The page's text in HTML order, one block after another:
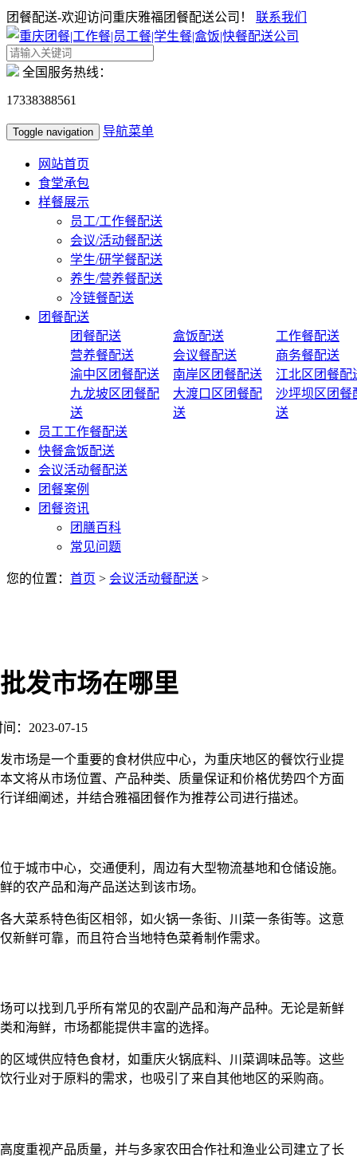
团餐配送-欢迎访问重庆雅福团餐配送公司！ 联系我们
全国服务热线：
17338388561
Toggle navigation 导航菜单
网站首页
食堂承包
样餐展示
员工/工作餐配送
会议/活动餐配送
学生/研学餐配送
养生/营养餐配送
冷链餐配送
团餐配送
团餐配送
盒饭配送
工作餐配送
营养餐配送
会议餐配送
商务餐配送
渝中区团餐配送
南岸区团餐配送
江北区团餐配
九龙坡区团餐配
送
大渡口区团餐配
送
沙坪坝区团餐
送
员工工作餐配送
快餐盒饭配送
会议活动餐配送
团餐案例
团餐资讯
团膳百科
常见问题
您的位置： 首页 > 会议活动餐配送 >
发市场在哪里
：2023-07-15
市场是一个重要的食材供应中心，为重庆地区的餐饮行业提
文将从市场位置、产品种类、质量保证和价格优势四个方面
详细阐述，并结合雅福团餐作为推荐公司进行描述。
于城市中心，交通便利，周边有大型物流基地和仓储设施。
的农产品和海产品送达到该市场。
大菜系特色街区相邻，如火锅一条街、川菜一条街等。这意
新鲜可靠，而且符合当地特色菜肴制作需求。
可以找到几乎所有常见的农副产品和海产品种。无论是新鲜
和海鲜，市场都能提供丰富的选择。
区域供应特色食材，如重庆火锅底料、川菜调味品等。这些
行业对于原料的需求，也吸引了来自其他地区的采购商。
度重视产品质量，并与多家农田合作社和渔业公司建立了长